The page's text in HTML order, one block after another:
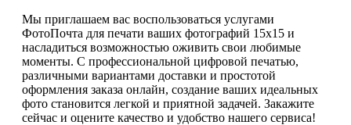
Мы приглашаем вас воспользоваться услугами
ФотоПочта для печати ваших фотографий 15х15 и
насладиться возможностью оживить свои любимые
моменты. С профессиональной цифровой печатью,
различными вариантами доставки и простотой
оформления заказа онлайн, создание ваших идеальных
фото становится легкой и приятной задачей. Закажите
сейчас и оцените качество и удобство нашего сервиса!